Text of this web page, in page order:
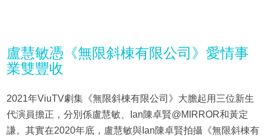
盧慧敏憑《無限斜棟有限公司》愛情事
業雙豐收
2021年ViuTV劇集《無限斜棟有限公司》大膽起用三位新生
代演員擔正，分別係盧慧敏、Ian陳卓賢@MIRROR和黃定
謙。其實在2020年底，盧慧敏與Ian陳卓賢拍攝《無限斜棟有